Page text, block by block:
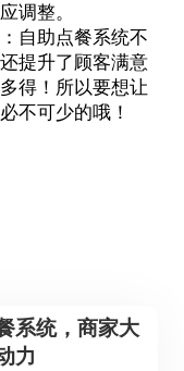
调整。
自助点餐系统不
提升了顾客满意
得！所以要想让
不可少的哦！
系统，商家大
力